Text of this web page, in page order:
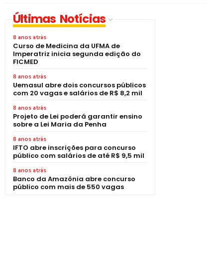
Últimas Notícias
8 anos atrás
Curso de Medicina da UFMA de
Imperatriz inicia segunda edição do
FICMED
8 anos atrás
Uemasul abre dois concursos públicos
com 20 vagas e salários de R$ 8,2 mil
8 anos atrás
Projeto de Lei poderá garantir ensino
sobre a Lei Maria da Penha
8 anos atrás
IFTO abre inscrições para concurso
público com salários de até R$ 9,5 mil
8 anos atrás
Banco da Amazônia abre concurso
público com mais de 550 vagas